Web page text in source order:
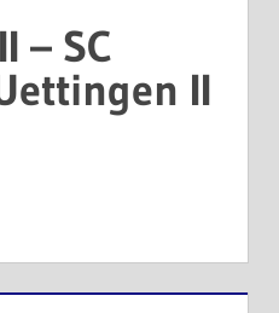
– SC
II